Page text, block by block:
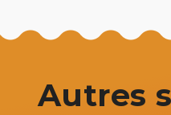
Autres